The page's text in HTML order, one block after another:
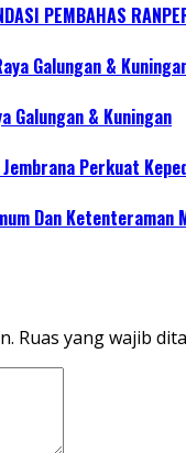
PEMBAHAS
Galungan &
Galungan & Kuningan
Perkuat
Dan
Ruas yang wajib